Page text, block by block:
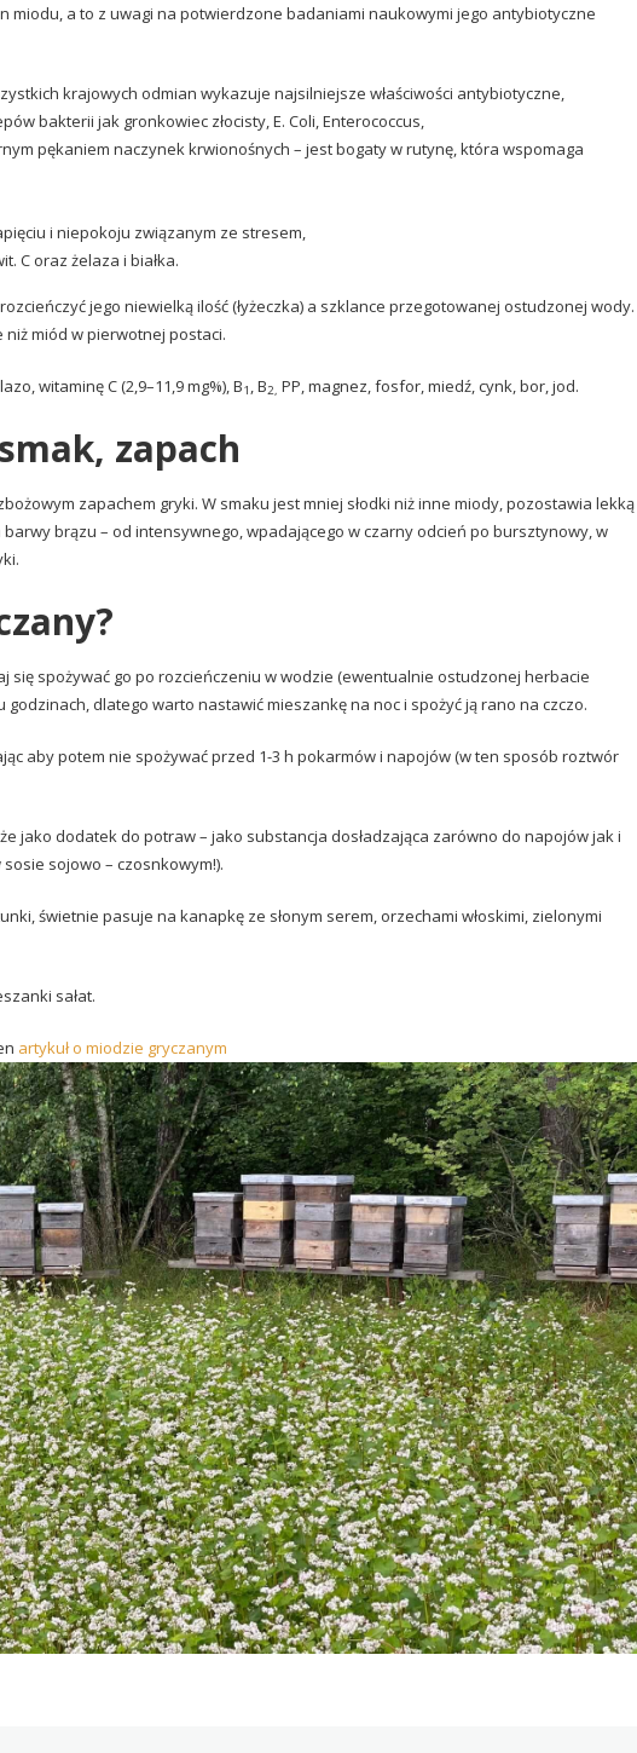
a to z uwagi na potwierdzone badaniami naukowymi jego antybiotyczne
krajowych odmian wykazuje najsilniejsze właściwości antybiotyczne,
bakterii jak gronkowiec złocisty, E. Coli, Enterococcus,
pękaniem naczynek krwionośnych – jest bogaty w rutynę, która wspomaga
i niepokoju związanym ze stresem,
C oraz żelaza i białka.
jego niewielką ilość (łyżeczka) a szklance przegotowanej ostudzonej wody.
miód w pierwotnej postaci.
witaminę C (2,9–11,9 mg%), B1 , B2, PP, magnez, fosfor, miedź, cynk, bor, jod.
zapach
zapachem gryki. W smaku jest mniej słodki niż inne miody, pozostawia lekką
brązu – od intensywnego, wpadającego w czarny odcień po bursztynowy, w
się spożywać go po rozcieńczeniu w wodzie (ewentualnie ostudzonej herbacie
dlatego warto nastawić mieszankę na noc i spożyć ją rano na czczo.
aby potem nie spożywać przed 1-3 h pokarmów i napojów (w ten sposób roztwór
jako dodatek do potraw – jako substancja dosładzająca zarówno do napojów jak i
sojowo – czosnkowym!).
świetnie pasuje na kanapkę ze słonym serem, orzechami włoskimi, zielonymi
sałat.
artykuł o miodzie gryczanym